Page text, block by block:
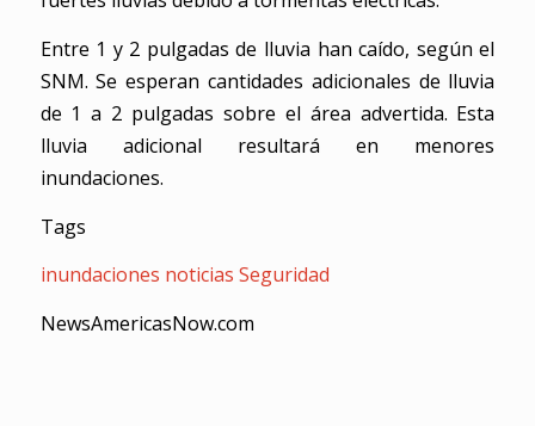
Entre 1 y 2 pulgadas de lluvia han caído, según el
SNM. Se esperan cantidades adicionales de lluvia
de 1 a 2 pulgadas sobre el área advertida. Esta
lluvia adicional resultará en menores
inundaciones.
Tags
inundaciones noticias Seguridad
NewsAmericasNow.com